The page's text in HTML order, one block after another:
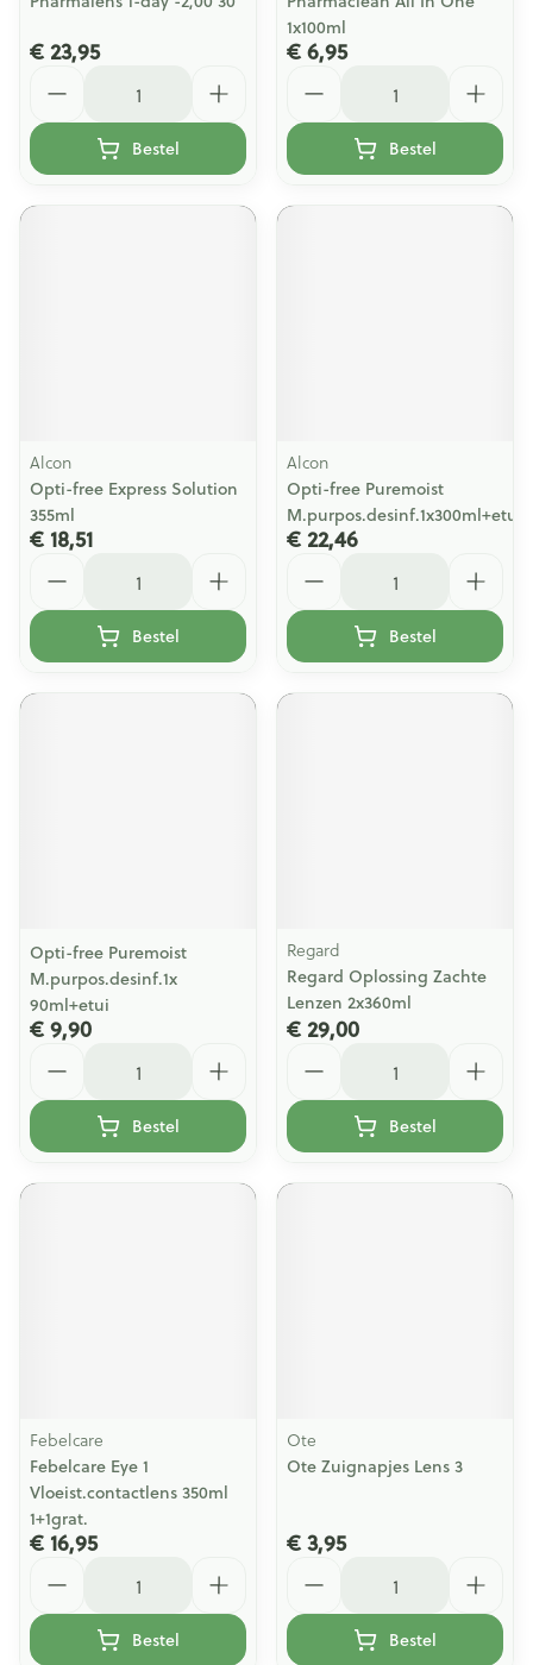
€ 23,95
Bestel
1x100ml
€ 6,95
Bestel
Alcon
Opti-free Express Solution
355ml
€ 18,51
Bestel
Alcon
Opti-free Puremoist
M.purpos.desinf.1x300ml+etui
€ 22,46
Bestel
Opti-free Puremoist
M.purpos.desinf.1x
90ml+etui
€ 9,90
Bestel
Regard
Regard Oplossing Zachte
Lenzen 2x360ml
€ 29,00
Bestel
Febelcare
Febelcare Eye 1
Vloeist.contactlens 350ml
1+1grat.
€ 16,95
Bestel
Ote
Ote Zuignapjes Lens 3
€ 3,95
Bestel